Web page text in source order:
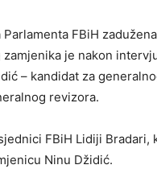
FBiH
je nakon
– kandidat za
revizora.
FBiH Lidiji Bradari,
Ninu Džidić.